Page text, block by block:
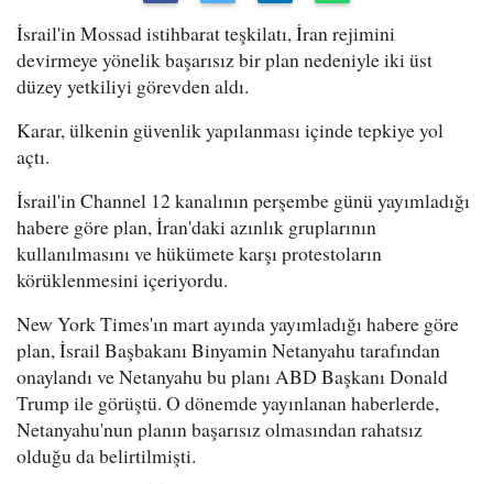
İsrail'in Mossad istihbarat teşkilatı, İran rejimini
devirmeye yönelik başarısız bir plan nedeniyle iki üst
düzey yetkiliyi görevden aldı.
Karar, ülkenin güvenlik yapılanması içinde tepkiye yol
açtı.
İsrail'in Channel 12 kanalının perşembe günü yayımladığı
habere göre plan, İran'daki azınlık gruplarının
kullanılmasını ve hükümete karşı protestoların
körüklenmesini içeriyordu.
New York Times'ın mart ayında yayımladığı habere göre
plan, İsrail Başbakanı Binyamin Netanyahu tarafından
onaylandı ve Netanyahu bu planı ABD Başkanı Donald
Trump ile görüştü. O dönemde yayınlanan haberlerde,
Netanyahu'nun planın başarısız olmasından rahatsız
olduğu da belirtilmişti.